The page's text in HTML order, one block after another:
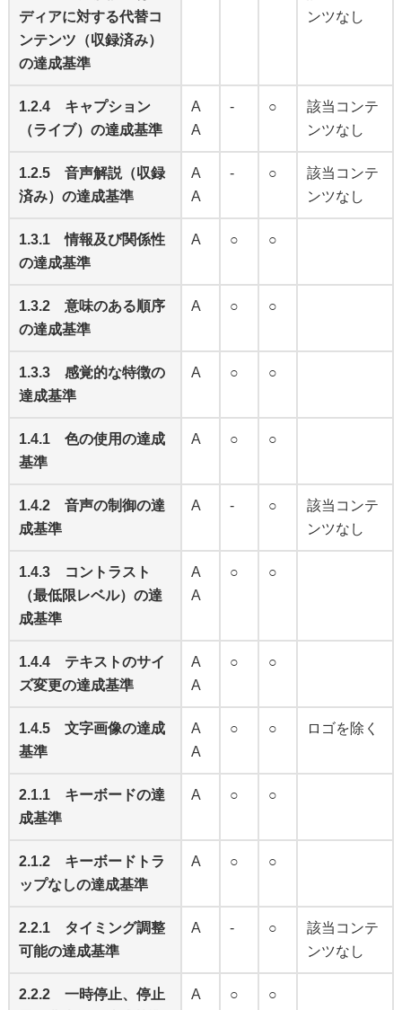
ディアに対する代替コ
ンテンツ（収録済み）
の達成基準
ンツなし
1.2.4 キャプション
（ライブ）の達成基準
A
A
- ○
該当コンテ
ンツなし
1.2.5 音声解説（収録
済み）の達成基準
A
A
- ○
該当コンテ
ンツなし
1.3.1 情報及び関係性
の達成基準
A ○ ○
1.3.2 意味のある順序
の達成基準
A ○ ○
1.3.3 感覚的な特徴の
達成基準
A ○ ○
1.4.1 色の使用の達成
基準
A ○ ○
1.4.2 音声の制御の達
成基準
A - ○
該当コンテ
ンツなし
1.4.3 コントラスト
（最低限レベル）の達
成基準
A
A
○ ○
1.4.4 テキストのサイ
ズ変更の達成基準
A
A
○ ○
1.4.5 文字画像の達成
基準
A
A
○ ○ ロゴを除く
2.1.1 キーボードの達
成基準
A ○ ○
2.1.2 キーボードトラ
ップなしの達成基準
A ○ ○
2.2.1 タイミング調整
可能の達成基準
A - ○
該当コンテ
ンツなし
2.2.2 一時停止、停止
A ○ ○